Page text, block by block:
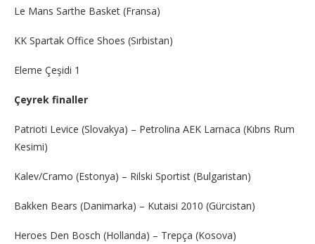
Le Mans Sarthe Basket (Fransa)
KK Spartak Office Shoes (Sırbistan)
Eleme Çeşidi 1
Çeyrek finaller
Patrioti Levice (Slovakya) – Petrolina AEK Larnaca (Kıbrıs Rum
Kesimi)
Kalev/Cramo (Estonya) – Rilski Sportist (Bulgaristan)
Bakken Bears (Danimarka) – Kutaisi 2010 (Gürcistan)
Heroes Den Bosch (Hollanda) – Trepça (Kosova)